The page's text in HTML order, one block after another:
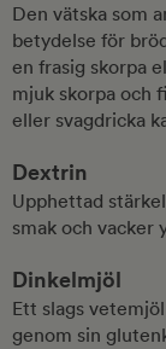
Den vätska som
betydelse för
en frasig skorpa
mjuk skorpa och
eller svagdricka
Dextrin
Upphettad
smak och vacker
Dinkelmjöl
Ett slags
genom sin